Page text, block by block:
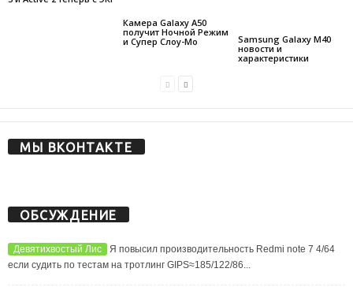
Камера Galaxy A50
получит Ночной Режим
и Супер Слоу-Мо
Samsung Galaxy M40
новости и
характеристики
МЫ ВКОНТАКТЕ
ОБСУЖДЕНИЕ
Девятихвостый Лис
Я повысил производительность Redmi note 7 4/64
если судить по тестам на тротлинг GIPS≈185/122/86...